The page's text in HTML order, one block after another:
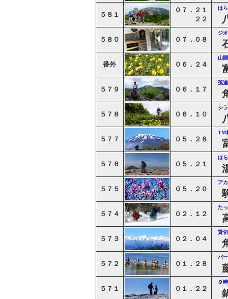
５８１
０７．２１
２２
は
５８０ ０７．０８
ジ
番外 ０６．２４
山
５７９ ０６．１７
孫
５７８ ０６．１０
シ
５７７ ０５．２８
TM
５７６ ０５．２１
は
５７５ ０５．２０
ア
５７４ ０２．１２
た
５７３ ０２．０４
貸
５７２ ０１．２８
バ
５７１ ０１．２２
９